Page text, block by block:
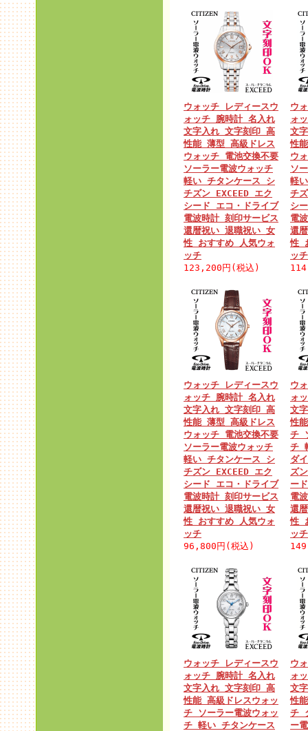
ウォッチ レディースウ
ォッチ 腕時計 名入れ
文字入れ 文字刻印 高
性能 薄型 高級ドレス
ウォッチ 電池交換不要
ソーラー電波ウォッチ
軽い チタンケース シ
チズン EXCEED エク
シード エコ・ドライブ
電波時計 刻印サービス
還暦祝い 退職祝い 女
性 おすすめ 人気ウォ
ッチ
123,200円(税込)
ウ
ォ
文
性
ウ
ソ
軽
チ
シ
電
還
性
ッチ
ウォッチ レディースウ
ォッチ 腕時計 名入れ
文字入れ 文字刻印 高
性能 薄型 高級ドレス
ウォッチ 電池交換不要
ソーラー電波ウォッチ
軽い チタンケース シ
チズン EXCEED エク
シード エコ・ドライブ
電波時計 刻印サービス
還暦祝い 退職祝い 女
性 おすすめ 人気ウォ
ッチ
96,800円(税込)
ウ
ォ
文
性
チ
チ
ダ
ズ
ー
電
還
性
ッチ
ウォッチ レディースウ
ォッチ 腕時計 名入れ
文字入れ 文字刻印 高
性能 高級ドレスウォッ
チ ソーラー電波ウォッ
チ 軽い チタンケース
ウ
ォ
文
性
チ
ー